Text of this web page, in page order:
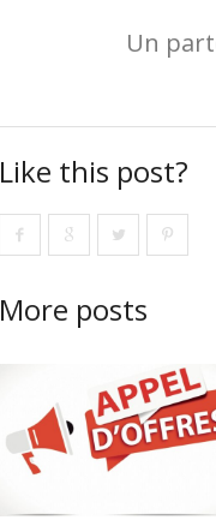
Un
Like this post?
More posts